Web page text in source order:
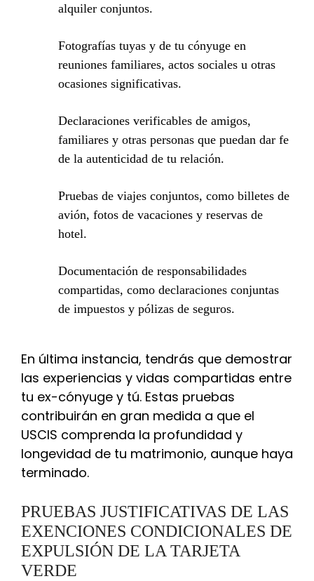
alquiler conjuntos.
Fotografías tuyas y de tu cónyuge en
reuniones familiares, actos sociales u otras
ocasiones significativas.
Declaraciones verificables de amigos,
familiares y otras personas que puedan dar fe
de la autenticidad de tu relación.
Pruebas de viajes conjuntos, como billetes de
avión, fotos de vacaciones y reservas de
hotel.
Documentación de responsabilidades
compartidas, como declaraciones conjuntas
de impuestos y pólizas de seguros.
En última instancia, tendrás que demostrar
las experiencias y vidas compartidas entre
tu ex-cónyuge y tú. Estas pruebas
contribuirán en gran medida a que el
USCIS comprenda la profundidad y
longevidad de tu matrimonio, aunque haya
terminado.
PRUEBAS JUSTIFICATIVAS DE LAS
EXENCIONES CONDICIONALES DE
EXPULSIÓN DE LA TARJETA
VERDE